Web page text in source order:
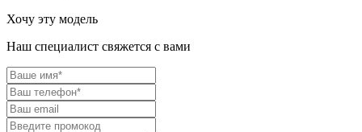
Хочу эту модель
Наш специалист свяжется с вами